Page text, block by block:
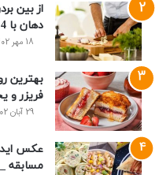
از بین
دهان با 4 روش فوری
18 مهر 1402
بهترین
فریزر و
29 آبان 1402
عکس
مسابقه